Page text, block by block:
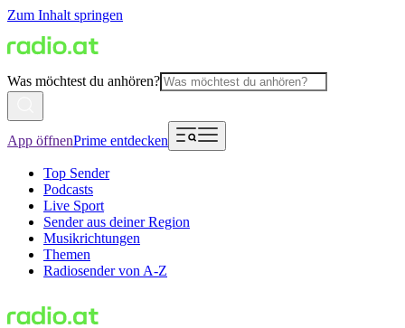
Zum Inhalt springen
Was möchtest du anhören?
App öffnenPrime entdecken
Top Sender
Podcasts
Live Sport
Sender aus deiner Region
Musikrichtungen
Themen
Radiosender von A-Z